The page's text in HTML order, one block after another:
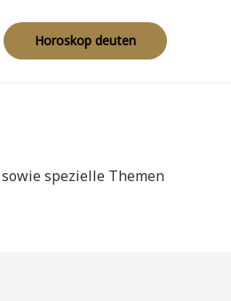
Horoskop deuten
spezielle Themen